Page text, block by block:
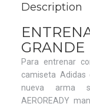
Description
GRANDE
Para entrenar
camiseta
nueva arma
AEROREADY